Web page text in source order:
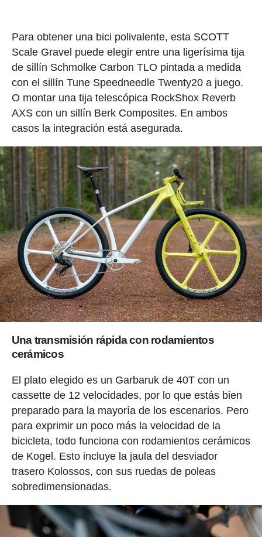
Para obtener una bici polivalente, esta SCOTT
Scale Gravel puede elegir entre una ligerísima tija
de sillín Schmolke Carbon TLO pintada a medida
con el sillín Tune Speedneedle Twenty20 a juego.
O montar una tija telescópica RockShox Reverb
AXS con un sillín Berk Composites. En ambos
casos la integración está asegurada.
Una transmisión rápida con rodamientos
cerámicos
El plato elegido es un Garbaruk de 40T con un
cassette de 12 velocidades, por lo que estás bien
preparado para la mayoría de los escenarios. Pero
para exprimir un poco más la velocidad de la
bicicleta, todo funciona con rodamientos cerámicos
de Kogel. Esto incluye la jaula del desviador
trasero Kolossos, con sus ruedas de poleas
sobredimensionadas.